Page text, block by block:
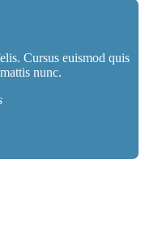
Cursus euismod quis
nunc.